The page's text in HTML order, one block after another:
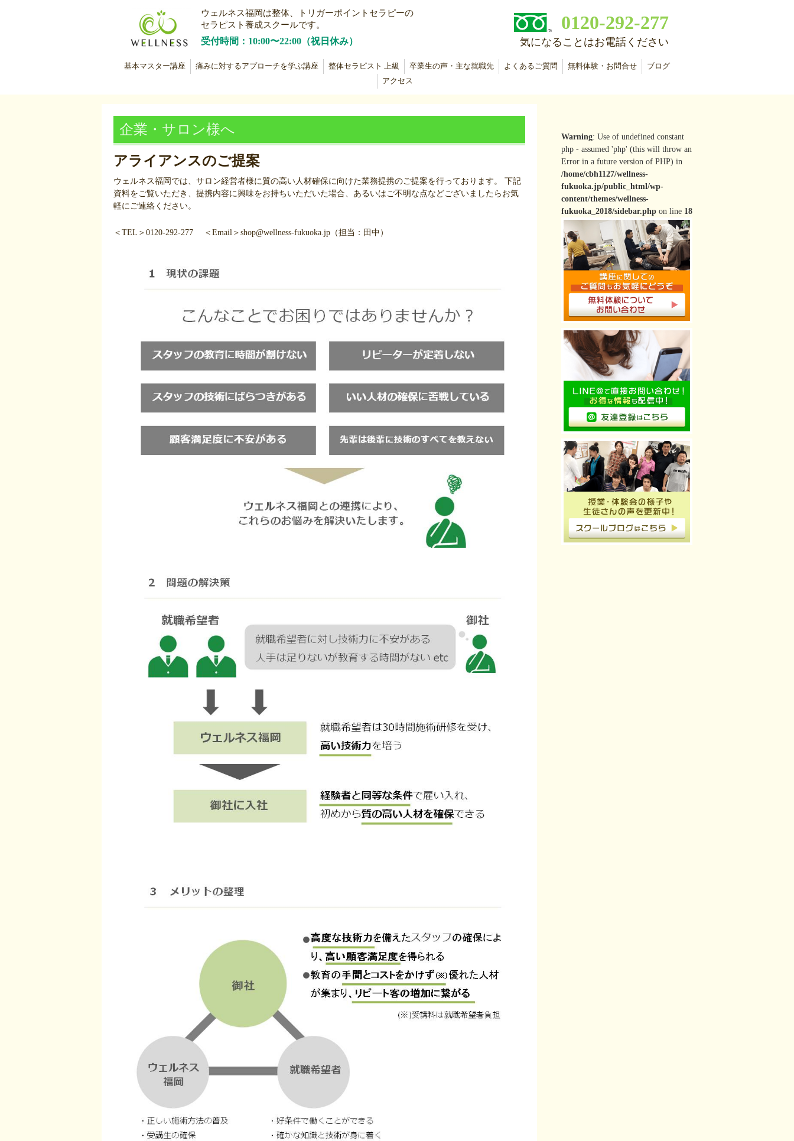
ウェルネス福岡は整体、トリガーポイントセラピーの
セラピスト養成スクールです。
受付時間：10:00〜22:00（祝日休み）
0120-292-277
気になることはお電話ください
基本マスター講座 痛みに対するアプローチを学ぶ講座 整体セラピスト 上級 卒業生の声・主な就職先 よくあるご質問 無料体験・お問合せ
ブログ
アクセス
企業・サロン様へ
アライアンスのご提案
ウェルネス福岡では、サロン経営者様に質の高い人材確保に向けた業務提携のご提案を行っております。 下記
資料をご覧いただき、提携内容に興味をお持ちいただいた場合、あるいはご不明な点などございましたらお気
軽にご連絡ください。
＜TEL＞0120-292-277 ＜Email＞shop@wellness-fukuoka.jp（担当：田中）
Warning: Use of undefined constant
php - assumed 'php' (this will throw an
Error in a future version of PHP) in
/home/cbh1127/wellness-
fukuoka.jp/public_html/wp-
content/themes/wellness-
fukuoka_2018/sidebar.php on line 18